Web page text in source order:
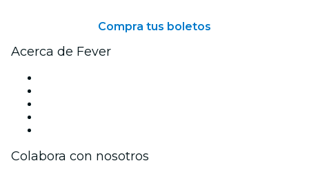
Compra tus boletos
Acerca de Fever
Colabora con nosotros